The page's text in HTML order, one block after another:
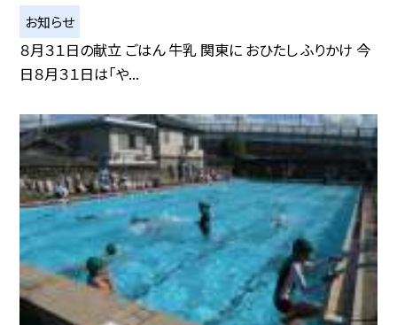
お知らせ
８月３１日の献立 ごはん 牛乳 関東に おひたし ふりかけ 今
日８月３１日は「や...